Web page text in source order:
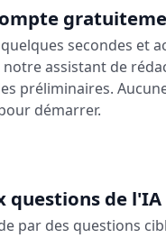
secondes et
assistant de
préliminaires.
démarrer.
questions de l'IA
par des questions